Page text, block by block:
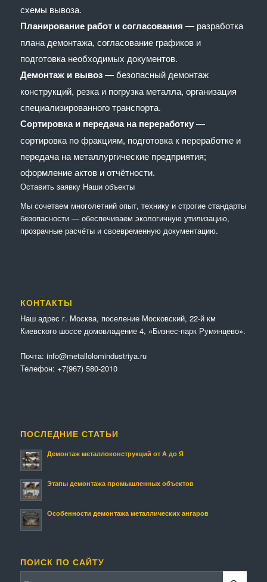
схемы вывоза.
Планирование работ и согласования — разработка
плана демонтажа, согласование графиков и
подготовка необходимых документов.
Демонтаж и вывоз— безопасный демонтаж
конструкций, резка и погрузка металла, организация
специализированного транспорта.
Сортировка и передача на переработку—
сортировка по фракциям, подготовка к переработке и
передача на металлургические предприятия;
оформление актов и отчётности.
Оставить заявку Наши объекты
Мы сочетaем многолетний опыт, технику и строгие стандарты
безопасности — обеспечиваем экологичную утилизацию,
прозрачные расчёты и своевременную документацию.
КОНТАКТЫ
Наш адрес г. Москва, поселение Московский, 22-й км
Киевского шоссе домовладение 4, «Бизнес-парк Румянцево».
Почта: info@metallolomindustriya.ru
Телефон: +7(967) 580-2010
ПОСЛЕДНИЕ СТАТЬИ
Демонтаж металлоконструкций от А до Я
Этапы демонтажа промышленных объектов
Особенности демонтажа металлических ангаров
ПОИСК ПО САЙТУ